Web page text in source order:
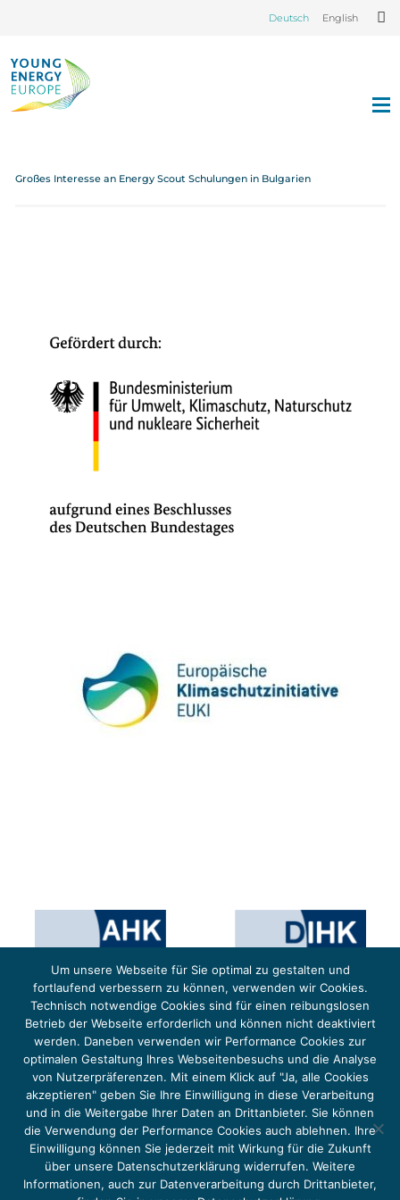
Deutsch English
Großes Interesse an Energy Scout Schulungen in Bulgarien
Das Projekt YOUNG ENERGY EUROPE wird gefördert durch die Europäische Klimaschutzinitiative (EUKI).
Die EUKI ist ein Förderinstrument des deutschen Bundesministeriums für Umwelt, Klimaschutz,
Naturschutz und nukleare Sicherheit (BMUKN). Übergeordnetes Ziel der EUKI ist eine Intensivierung des
grenzüberschreitenden Dialogs sowie des Wissens- und Erfahrungsaustauschs in der Europäischen Union,
um gemeinsam die Umsetzung des Paris Abkommens voranzutreiben.
Um unsere Webseite für Sie optimal zu gestalten und
fortlaufend verbessern zu können, verwenden wir Cookies.
Technisch notwendige Cookies sind für einen reibungslosen
Betrieb der Webseite erforderlich und können nicht deaktiviert
werden. Daneben verwenden wir Performance Cookies zur
optimalen Gestaltung Ihres Webseitenbesuchs und die Analyse
von Nutzerpräferenzen. Mit einem Klick auf "Ja, alle Cookies
akzeptieren" geben Sie Ihre Einwilligung in diese Verarbeitung
und in die Weitergabe Ihrer Daten an Drittanbieter. Sie können
die Verwendung der Performance Cookies auch ablehnen. Ihre
Einwilligung können Sie jederzeit mit Wirkung für die Zukunft
über unsere Datenschutzerklärung widerrufen. Weitere
Informationen, auch zur Datenverarbeitung durch Drittanbieter,